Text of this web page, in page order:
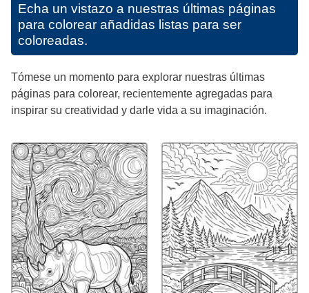
Echa un vistazo a nuestras últimas páginas
para colorear añadidas listas para ser
coloreadas.
Tómese un momento para explorar nuestras últimas
páginas para colorear, recientemente agregadas para
inspirar su creatividad y darle vida a su imaginación.